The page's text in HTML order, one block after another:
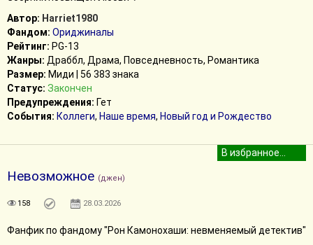
Автор: Harriet1980
Фандом: Ориджиналы
Рейтинг: PG-13
Жанры: Драббл, Драма, Повседневность, Романтика
Размер: Миди | 56 383 знака
Статус: Закончен
Предупреждения: Гет
События: Коллеги, Наше время, Новый год и Рождество
Невозможное (джен)
158 28.03.2026
Фанфик по фандому "Рон Камонохаши: невменяемый детектив"